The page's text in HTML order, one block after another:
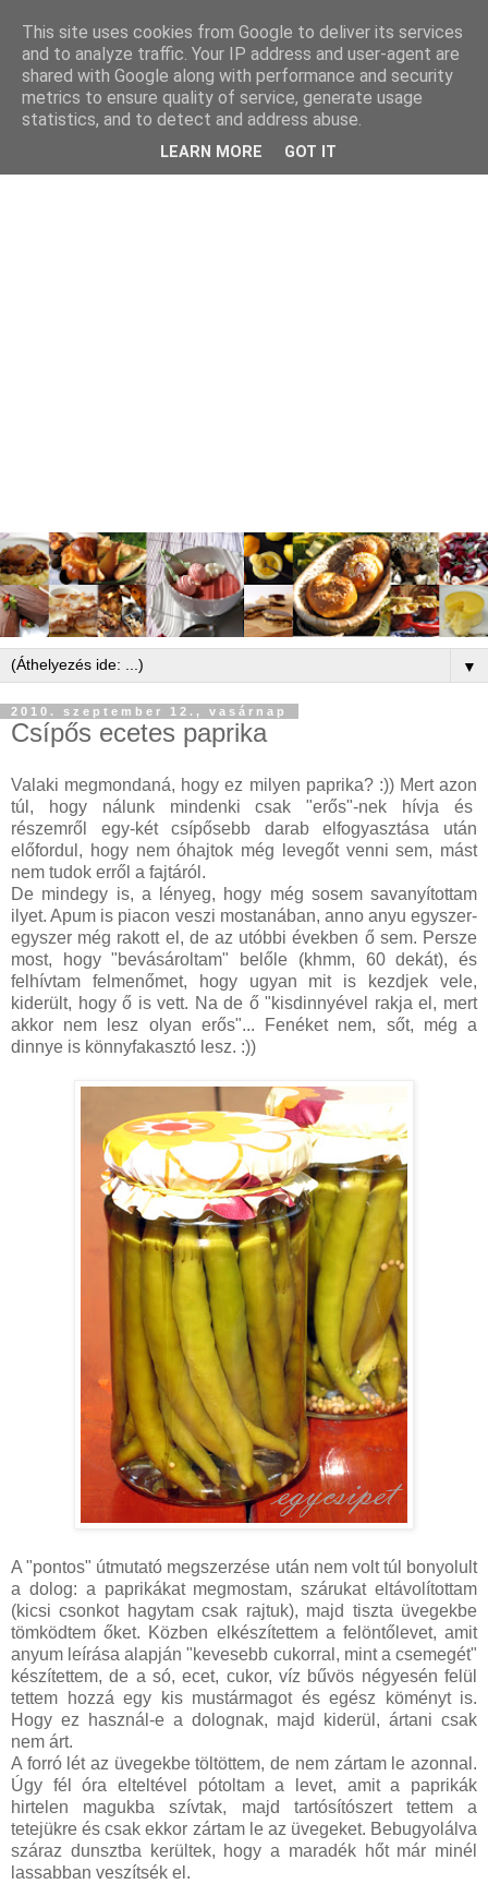
▼
2010. szeptember 12., vasárnap
Csípős ecetes paprika
Valaki megmondaná, hogy ez milyen paprika? :)) Mert azon
túl, hogy nálunk mindenki csak "erős"-nek hívja és
részemről egy-két csípősebb darab elfogyasztása után
előfordul, hogy nem óhajtok még levegőt venni sem, mást
nem tudok erről a fajtáról.
De mindegy is, a lényeg, hogy még sosem savanyítottam
ilyet. Apum is piacon veszi mostanában, anno anyu egyszer-
egyszer még rakott el, de az utóbbi években ő sem. Persze
most, hogy "bevásároltam" belőle (khmm, 60 dekát), és
felhívtam felmenőmet, hogy ugyan mit is kezdjek vele,
kiderült, hogy ő is vett. Na de ő "kisdinnyével rakja el, mert
akkor nem lesz olyan erős"... Fenéket nem, sőt, még a
dinnye is könnyfakasztó lesz. :))
A "pontos" útmutató megszerzése után nem volt túl bonyolult
a dolog: a paprikákat megmostam, szárukat eltávolítottam
(kicsi csonkot hagytam csak rajtuk), majd tiszta üvegekbe
tömködtem őket. Közben elkészítettem a felöntőlevet, amit
anyum leírása alapján "kevesebb cukorral, mint a csemegét"
készítettem, de a só, ecet, cukor, víz bűvös négyesén felül
tettem hozzá egy kis mustármagot és egész köményt is.
Hogy ez használ-e a dolognak, majd kiderül, ártani csak
nem árt.
A forró lét az üvegekbe töltöttem, de nem zártam le azonnal.
Úgy fél óra elteltével pótoltam a levet, amit a paprikák
hirtelen magukba szívtak, majd tartósítószert tettem a
tetejükre és csak ekkor zártam le az üvegeket. Bebugyolálva
száraz dunsztba kerültek, hogy a maradék hőt már minél
lassabban veszítsék el.
This site uses cookies from Google to deliver its services
and to analyze traffic. Your IP address and user-agent are
shared with Google along with performance and security
metrics to ensure quality of service, generate usage
statistics, and to detect and address abuse.
LEARN MORE GOT IT